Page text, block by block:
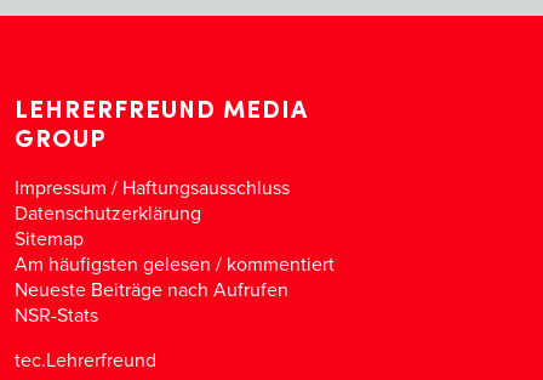
LEHRERFREUND MEDIA
GROUP
Impressum / Haftungsausschluss
Datenschutzerklärung
Sitemap
Am häufigsten gelesen / kommentiert
Neueste Beiträge nach Aufrufen
NSR-Stats
tec.Lehrerfreund